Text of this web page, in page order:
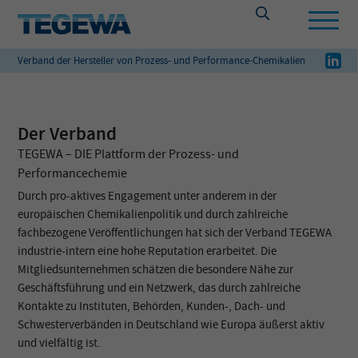
Verband der Hersteller von Prozess- und Performance-Chemikalien
Der Verband
TEGEWA – DIE Plattform der Prozess- und
Performancechemie
Durch pro-aktives Engagement unter anderem in der
europäischen Chemikalienpolitik und durch zahlreiche
fachbezogene Veröffentlichungen hat sich der Verband TEGEWA
industrie-intern eine hohe Reputation erarbeitet. Die
Mitgliedsunternehmen schätzen die besondere Nähe zur
Geschäftsführung und ein Netzwerk, das durch zahlreiche
Kontakte zu Instituten, Behörden, Kunden-, Dach- und
Schwesterverbänden in Deutschland wie Europa äußerst aktiv
und vielfältig ist.